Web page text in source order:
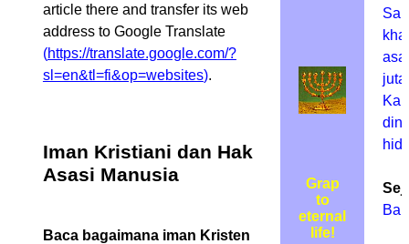
article there and transfer its web
address to Google Translate
(https://translate.google.com/?
sl=en&tl=fi&op=websites).
Iman Kristiani dan Hak
Asasi Manusia
Baca bagaimana iman Kristen
Grap
to
eternal
life!